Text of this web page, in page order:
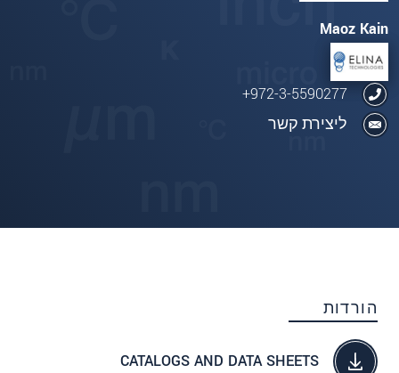
Maoz Kain
972-3-5590277+
ליצירת קשר
הורדות
CATALOGS AND DATA SHEETS